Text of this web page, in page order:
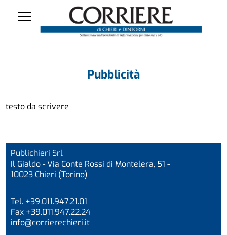
Pubblicità
testo da scrivere
Publichieri Srl
Il Gialdo - Via Conte Rossi di Montelera, 51 -
10023 Chieri (Torino)
Tel. +39.011.947.21.01
Fax +39.011.947.22.24
info@corrierechieri.it